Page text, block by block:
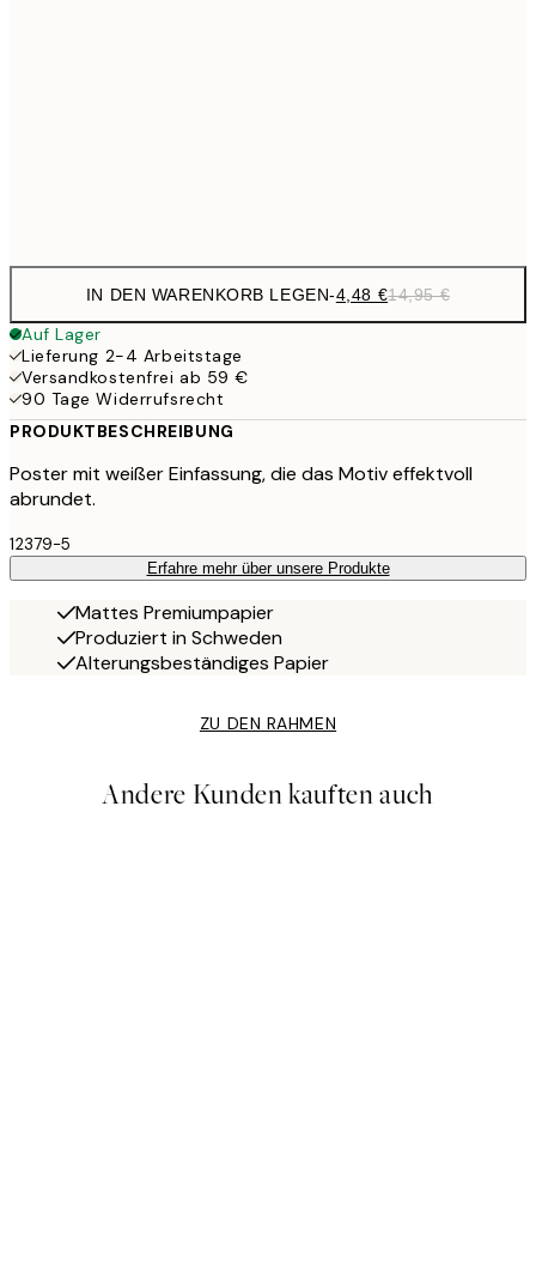
IN DEN WARENKORB LEGEN-4,48 €14,95 €
Auf Lager
Lieferung 2-4 Arbeitstage
Versandkostenfrei ab 59 €
90 Tage Widerrufsrecht
PRODUKTBESCHREIBUNG
Poster mit weißer Einfassung, die das Motiv effektvoll
abrundet.
12379-5
Erfahre mehr über unsere Produkte
Mattes Premiumpapier
Produziert in Schweden
Alterungsbeständiges Papier
ZU DEN RAHMEN
Andere Kunden kauften auch